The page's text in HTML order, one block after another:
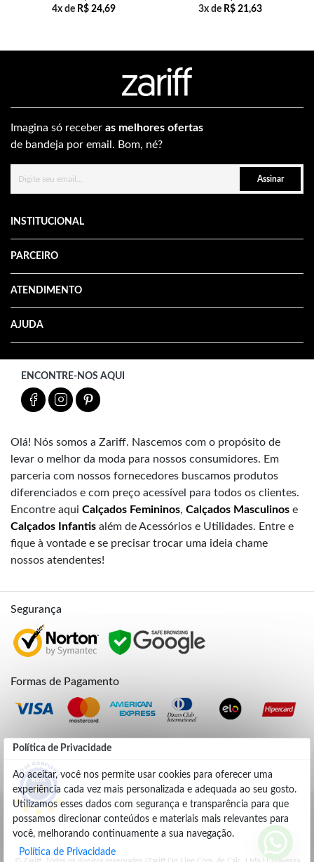
Política de Privacidade
Ao aceitar, você nos permite usar cookies para oferecer uma
experiência cada vez mais personalizada e adequada ao seu gosto.
Utilizamos esses dados com segurança e transparência para que
possamos direcionar conteúdos e materiais mais relevantes para
você, melhorando continuamente a sua navegação.
Política de Privacidade
4x de R$ 24,69 3x de R$ 21,63
Imagina só receber as melhores ofertas
de bandeja por email. Bom, né?
Assinar
INSTITUCIONAL
PARCEIRO
ATENDIMENTO
AJUDA
ENCONTRE-NOS AQUI
Olá! Nós somos a Zariff. Nascemos com o propósito de
levar o melhor da moda para nossos consumidores. Em
parceria com nossos fornecedores buscamos produtos
diferenciados e com preço acessível para todos os clientes.
Encontre aqui Calçados Femininos, Calçados Masculinos e
Calçados Infantis além de Acessórios e Utilidades. Entre e
fique à vontade e se precisar trocar uma ideia chame
nossos atendentes!
Segurança
Formas de Pagamento
Credibilidade
4.9